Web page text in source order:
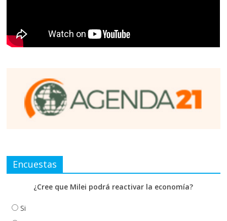
Encuestas
¿Cree que Milei podrá reactivar la economía?
Si